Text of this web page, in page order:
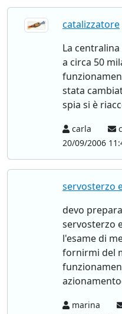
catalizzatore
La
a circa 50
stata
spia si è
carla
20/09/2006
servosterzo
devo
servosterzo
l'esame di
fornirmi del
marina